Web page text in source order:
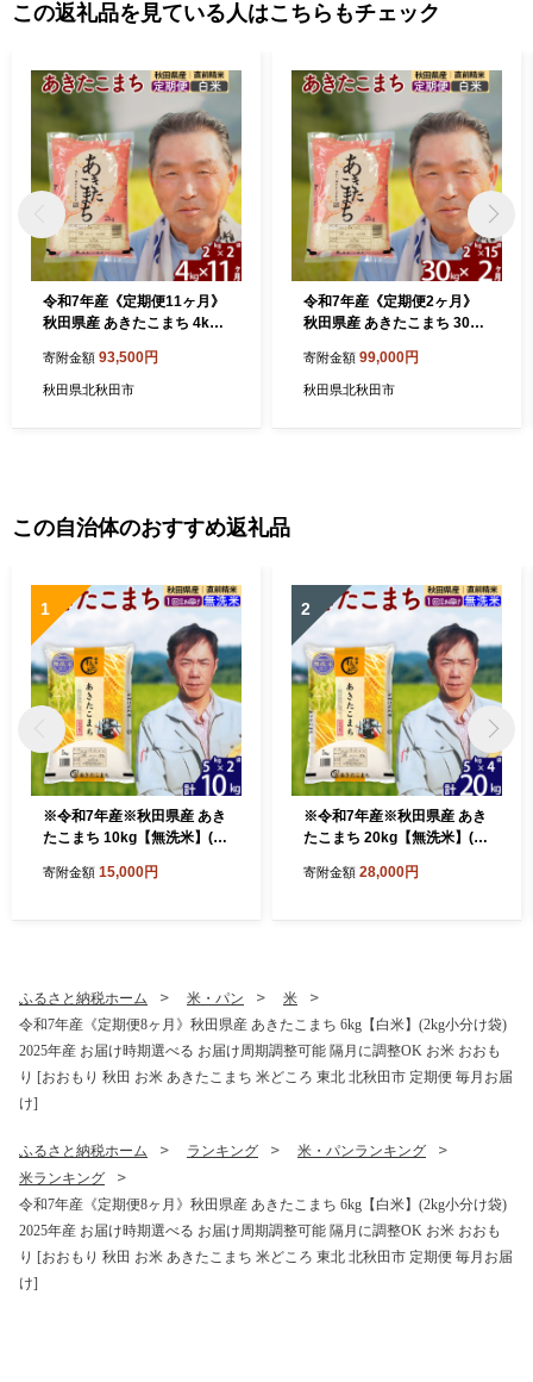
この返礼品を見ている人はこちらもチェック
令和7年産《定期便11ヶ月》
秋田県産 あきたこまち 4kg
年産 お届け時期選べる お届
け周期調整可能 隔月に調整O
寄附金額 93,500円
秋田県北秋田市
令和7年産《定期便2ヶ月》
秋田県産 あきたこまち 30kg
年産 お届け時期選べる お届
け周期調整可能 隔月に調整O
寄附金額 99,000円
秋田県北秋田市
この自治体のおすすめ返礼品
1
※令和7年産※秋田県産 あき
たこまち 10kg【無洗米】(5k
け】2025年産 お届け時期選
しい おにぎり おむすび お弁
当 白米]
寄附金額 15,000円
2
※令和7年産※秋田県産 あき
たこまち 20kg【無洗米】(5k
け】2025年産 お届け時期選
寄附金額 28,000円
ふるさと納税ホーム 米・パン
米
令和7年産《定期便8ヶ月》秋田県産 あきたこまち 6kg【白米】(2kg小分け袋)
2025年産 お届け時期選べる お届け周期調整可能 隔月に調整OK お米 おおも
り [おおもり 秋田 お米 あきたこまち 米どころ 東北 北秋田市 定期便 毎月お届
け]
ふるさと納税ホーム ランキング
米・パンランキング
米ランキング
令和7年産《定期便8ヶ月》秋田県産 あきたこまち 6kg【白米】(2kg小分け袋)
2025年産 お届け時期選べる お届け周期調整可能 隔月に調整OK お米 おおも
り [おおもり 秋田 お米 あきたこまち 米どころ 東北 北秋田市 定期便 毎月お届
け]